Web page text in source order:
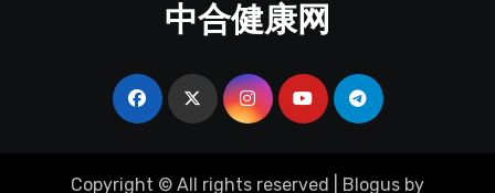
中合健康网
Copyright © All rights reserved Blogus by